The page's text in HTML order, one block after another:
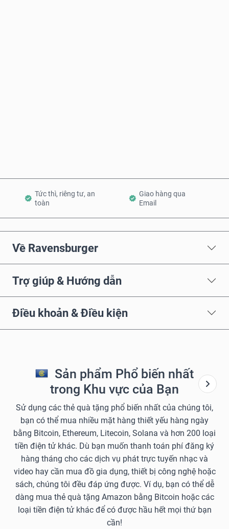
Tức thì, riêng tư, an
toàn
Giao hàng qua
Email
Về Ravensburger
Trợ giúp & Hướng dẫn
Điều khoản & Điều kiện
Sản phẩm Phổ biến nhất
trong Khu vực của Bạn
Sử dụng các thẻ quà tặng phổ biến nhất của chúng tôi,
bạn có thể mua nhiều mặt hàng thiết yếu hàng ngày
bằng Bitcoin, Ethereum, Litecoin, Solana và hơn 200 loại
tiền điện tử khác. Dù bạn muốn thanh toán phí đăng ký
hàng tháng cho các dịch vụ phát trực tuyến nhạc và
video hay cần mua đồ gia dụng, thiết bị công nghệ hoặc
sách, chúng tôi đều đáp ứng được. Ví dụ, bạn có thể dễ
dàng mua thẻ quà tặng Amazon bằng Bitcoin hoặc các
loại tiền điện tử khác để có được hầu hết mọi thứ bạn
cần!